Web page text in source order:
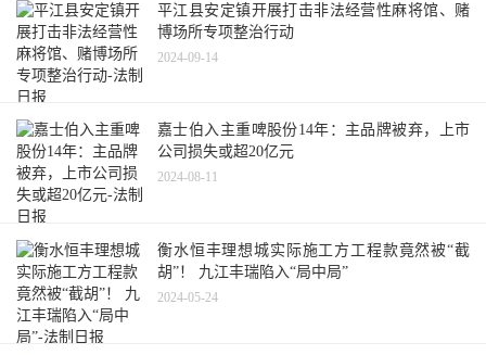
平江县安定镇开展打击非法经营性麻将馆、赌
博场所专项整治行动
2024-09-14
嘉士伯入主重啤股份14年：主品牌被弃，上市
公司损失或超20亿元
2024-08-11
衡水恒丰理想城实际施工方工程款竟然被“截
胡”！ 九江丰瑞陷入“局中局”
2024-05-24